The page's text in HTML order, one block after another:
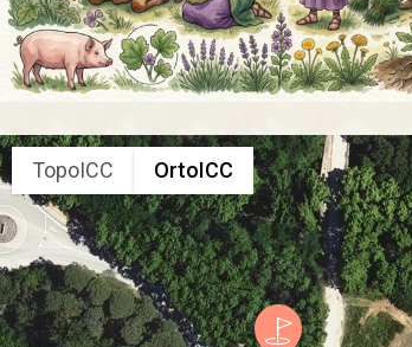
TopoICC OrtoICC